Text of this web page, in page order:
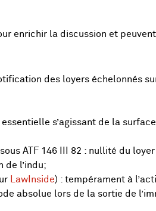
enrichir la discussion et
des loyers échelonnés
essentielle s’agissant de la
ATF 146 III 82 : nullité du
l’indu;
LawInside) : tempérament à
absolue lors de la sortie de